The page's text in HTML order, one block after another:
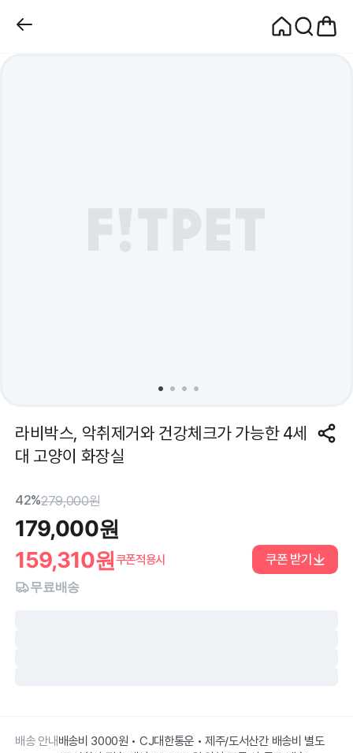
라비박스, 악취제거와 건강체크가 가능한 4세
대 고양이 화장실
42%279,000원
179,000원
159,310원쿠폰적용시 쿠폰 받기
무료배송
배송 안내배송비 3000원 • CJ대한통운 • 제주/도서산간 배송비 별도